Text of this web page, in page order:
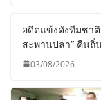
อดีตแข้งดังทีมชาติ
สะพานปลา” คืนถิ่
03/08/2026